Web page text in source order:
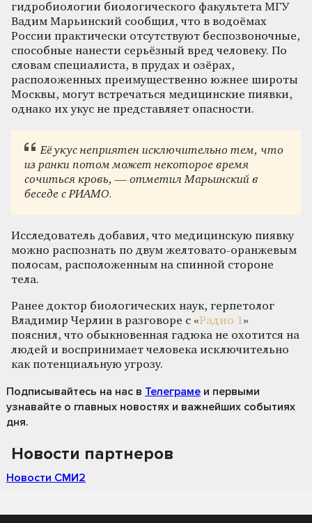
гидробиологии биологического факультета МГУ
Вадим Марьинский сообщил, что в водоёмах
России практически отсутствуют беспозвоночные,
способные нанести серьёзный вред человеку. По
словам специалиста, в прудах и озёрах,
расположенных преимущественно южнее широты
Москвы, могут встречаться медицинские пиявки,
однако их укус не представляет опасности.
Её укус неприятен исключительно тем, что
из ранки потом может некоторое время
сочиться кровь, — отметил Марьинский в
беседе с РИАМО.
Исследователь добавил, что медицинскую пиявку
можно распознать по двум желтовато-оранжевым
полосам, расположенным на спинной стороне
тела.
Ранее доктор биологических наук, герпетолог
Владимир Черлин в разговоре с «Радио 1»
пояснил, что обыкновенная гадюка не охотится на
людей и воспринимает человека исключительно
как потенциальную угрозу.
Подписывайтесь на нас в Телеграме и первыми
узнавайте о главных новостях и важнейших событиях
дня.
Новости партнеров
Новости СМИ2